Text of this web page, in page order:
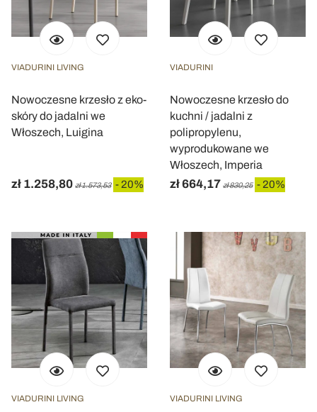
VIADURINI LIVING
Nowoczesne krzesło z eko-
skóry do jadalni we
Włoszech, Luigina
zł 1.258,80 zł 1.573,53 - 20%
VIADURINI
Nowoczesne krzesło do
kuchni / jadalni z
polipropylenu,
wyprodukowane we
Włoszech, Imperia
zł 664,17 zł 830,25 - 20%
VIADURINI LIVING VIADURINI LIVING